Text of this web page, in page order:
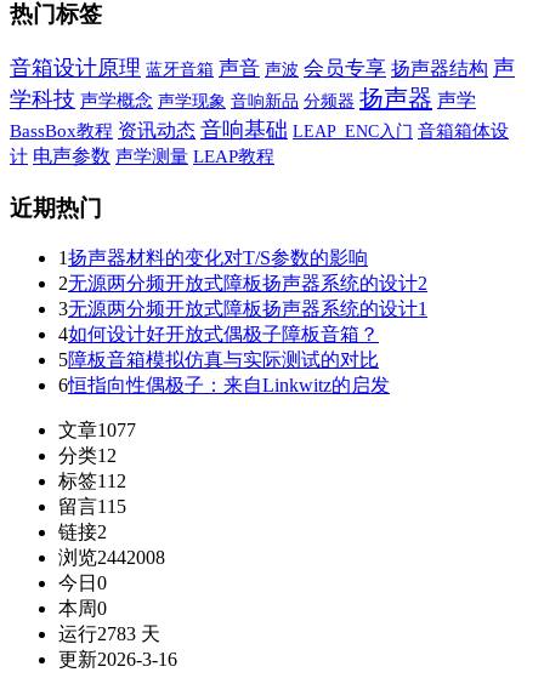
热门标签
音箱设计原理 蓝牙音箱 声音 声波 会员专享 扬声器结构 声
学科技 声学概念 声学现象 音响新品 分频器 扬声器 声学
BassBox教程 资讯动态 音响基础 LEAP_ENC入门 音箱箱体设
计 电声参数 声学测量 LEAP教程
近期热门
1扬声器材料的变化对T/S参数的影响
2无源两分频开放式障板扬声器系统的设计2
3无源两分频开放式障板扬声器系统的设计1
4如何设计好开放式偶极子障板音箱？
5障板音箱模拟仿真与实际测试的对比
6恒指向性偶极子：来自Linkwitz的启发
文章1077
分类12
标签112
留言115
链接2
浏览2442008
今日 0
本周0
运行2783 天
更新2026-3-16